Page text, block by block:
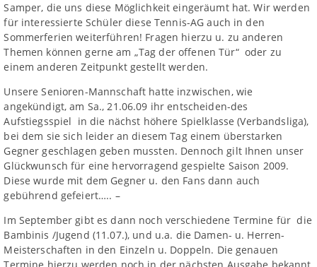
Samper, die uns diese Möglichkeit eingeräumt hat. Wir werden
für interessierte Schüler diese Tennis-AG auch in den
Sommerferien weiterführen! Fragen hierzu u. zu anderen
Themen können gerne am „Tag der offenen Tür“ oder zu
einem anderen Zeitpunkt gestellt werden.
Unsere Senioren-Mannschaft hatte inzwischen, wie
angekündigt, am Sa., 21.06.09 ihr entscheiden-des
Aufstiegsspiel in die nächst höhere Spielklasse (Verbandsliga),
bei dem sie sich leider an diesem Tag einem überstarken
Gegner geschlagen geben mussten. Dennoch gilt Ihnen unser
Glückwunsch für eine hervorragend gespielte Saison 2009.
Diese wurde mit dem Gegner u. den Fans dann auch
gebührend gefeiert….. –
Im September gibt es dann noch verschiedene Termine für die
Bambinis /Jugend (11.07.), und u.a. die Damen- u. Herren-
Meisterschaften in den Einzeln u. Doppeln. Die genauen